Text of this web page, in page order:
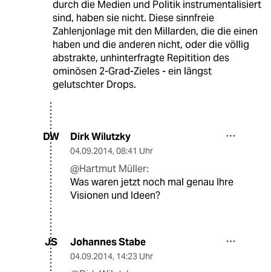
durch die Medien und Politik instrumentalisiert
sind, haben sie nicht. Diese sinnfreie
Zahlenjonlage mit den Millarden, die die einen
haben und die anderen nicht, oder die völlig
abstrakte, unhinterfragte Repitition des
ominösen 2-Grad-Zieles - ein längst
gelutschter Drops.
DW Dirk Wilutzky
04.09.2014, 08:41 Uhr
@Hartmut Müller:
Was waren jetzt noch mal genau Ihre
Visionen und Ideen?
JS Johannes Stabe
04.09.2014, 14:23 Uhr